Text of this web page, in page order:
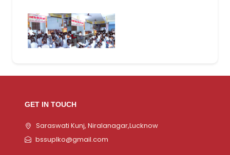
GET IN TOUCH
Saraswati Kunj, Niralanagar,Lucknow
bssuplko@gmail.com